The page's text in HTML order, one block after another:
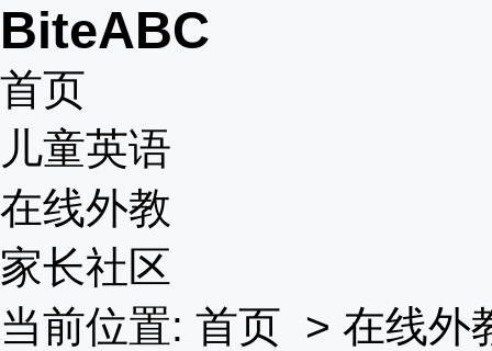
BiteABC
首页
儿童英语
在线外教
家长社区
当前位置: 首页 > 在线外